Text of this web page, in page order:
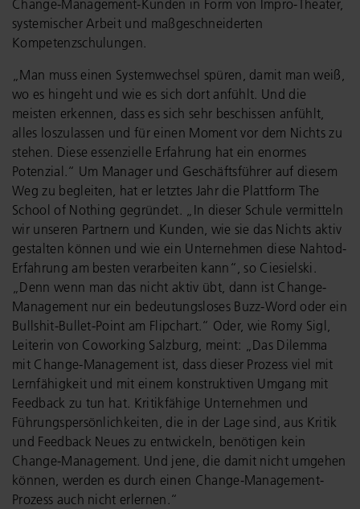
Change-Management-Kunden in Form von Impro-Theater,
systemischer Arbeit und maßgeschneiderten
Kompetenzschulungen.
„Man muss einen Systemwechsel spüren, damit man weiß,
wo es hingeht und wie es sich dort anfühlt. Und die
meisten erkennen, dass es sich sehr beschissen anfühlt,
alles loszulassen und für einen Moment vor dem Nichts zu
stehen. Diese essenzielle Erfahrung hat ein enormes
Potenzial.“ Um Manager und Geschäftsführer auf diesem
Weg zu begleiten, hat er letztes Jahr die Plattform The
School of Nothing gegründet. „In dieser Schule vermitteln
wir unseren Partnern und Kunden, wie sie das Nichts aktiv
gestalten können und wie ein Unternehmen diese Nahtod-
Erfahrung am besten verarbeiten kann“, so Ciesielski.
„Denn wenn man das nicht aktiv übt, dann ist Change-
Management nur ein bedeutungsloses Buzz-Word oder ein
Bullshit-Bullet-Point am Flipchart.“ Oder, wie Romy Sigl,
Leiterin von Coworking Salzburg, meint: „Das Dilemma
mit Change-Management ist, dass dieser Prozess viel mit
Lernfähigkeit und mit einem konstruktiven Umgang mit
Feedback zu tun hat. Kritikfähige Unternehmen und
Führungspersönlichkeiten, die in der Lage sind, aus Kritik
und Feedback Neues zu entwickeln, benötigen kein
Change-Management. Und jene, die damit nicht umgehen
können, werden es durch einen Change-Management-
Prozess auch nicht erlernen.“